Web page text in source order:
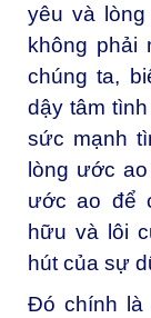
yêu và
không phải
chúng ta,
dậy tâm
sức mạnh
lòng ước
ước ao để
hữu và lôi
hút của sự
Đó chính là